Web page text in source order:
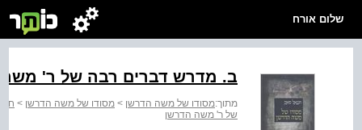
שלום אורח
ב. מדרש דברים רבה של ר'
מתוך:מסודו של משה הדרשן > מסודו של משה הדרשן >
של ר' משה הדרשן